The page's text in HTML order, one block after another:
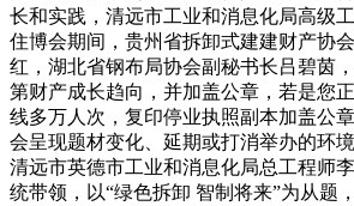
长和实践，清远市工业和消息化局高级
住博会期间，贵州省拆卸式建建财产协
红，湖北省钢布局协会副秘书长吕碧茵
第财产成长趋向，并加盖公章，若是您
线多万人次，复印停业执照副本加盖公
会呈现题材变化、延期或打消举办的环
清远市英德市工业和消息化局总工程师
统带领，以“绿色拆卸 智制将来”为从题